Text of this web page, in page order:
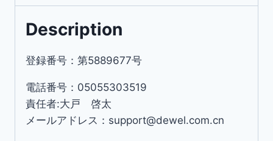
Description
登録番号：第5889677号
電話番号：05055303519
責任者:大戸 啓太
メールアドレス：support@dewel.com.cn